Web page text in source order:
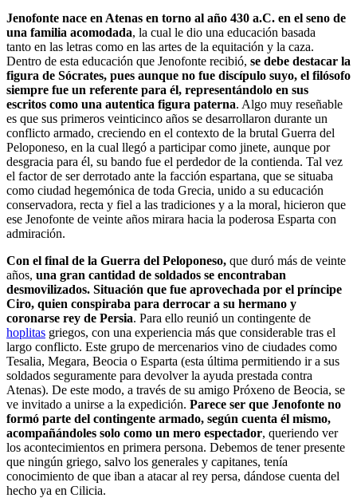
Jenofonte nace en Atenas en torno al año 430 a.C. en el seno de
una familia acomodada, la cual le dio una educación basada
tanto en las letras como en las artes de la equitación y la caza.
Dentro de esta educación que Jenofonte recibió, se debe destacar la
figura de Sócrates, pues aunque no fue discípulo suyo, el filósofo
siempre fue un referente para él, representándolo en sus
escritos como una autentica figura paterna. Algo muy reseñable
es que sus primeros veinticinco años se desarrollaron durante un
conflicto armado, creciendo en el contexto de la brutal Guerra del
Peloponeso, en la cual llegó a participar como jinete, aunque por
desgracia para él, su bando fue el perdedor de la contienda. Tal vez
el factor de ser derrotado ante la facción espartana, que se situaba
como ciudad hegemónica de toda Grecia, unido a su educación
conservadora, recta y fiel a las tradiciones y a la moral, hicieron que
ese Jenofonte de veinte años mirara hacia la poderosa Esparta con
admiración.
Con el final de la Guerra del Peloponeso, que duró más de veinte
años, una gran cantidad de soldados se encontraban
desmovilizados. Situación que fue aprovechada por el príncipe
Ciro, quien conspiraba para derrocar a su hermano y
coronarse rey de Persia. Para ello reunió un contingente de
hoplitas griegos, con una experiencia más que considerable tras el
largo conflicto. Este grupo de mercenarios vino de ciudades como
Tesalia, Megara, Beocia o Esparta (esta última permitiendo ir a sus
soldados seguramente para devolver la ayuda prestada contra
Atenas). De este modo, a través de su amigo Próxeno de Beocia, se
ve invitado a unirse a la expedición. Parece ser que Jenofonte no
formó parte del contingente armado, según cuenta él mismo,
acompañándoles solo como un mero espectador, queriendo ver
los acontecimientos en primera persona. Debemos de tener presente
que ningún griego, salvo los generales y capitanes, tenía
conocimiento de que iban a atacar al rey persa, dándose cuenta del
hecho ya en Cilicia.